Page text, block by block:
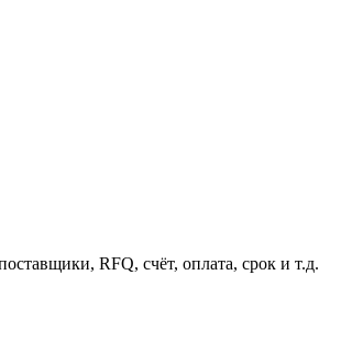
RFQ, счёт, оплата, срок и т.д.